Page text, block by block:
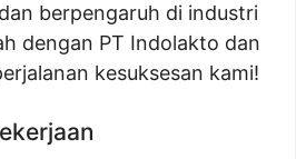
berpengaruh di industri
dengan PT Indolakto dan
kesuksesan kami!